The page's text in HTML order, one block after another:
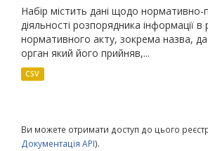
Набір містить дані щодо нормативно-
діяльності розпорядника інформації в
нормативного акту, зокрема назва,
орган який його прийняв,...
CSV
Ви можете отримати доступ до цього
Документація API).